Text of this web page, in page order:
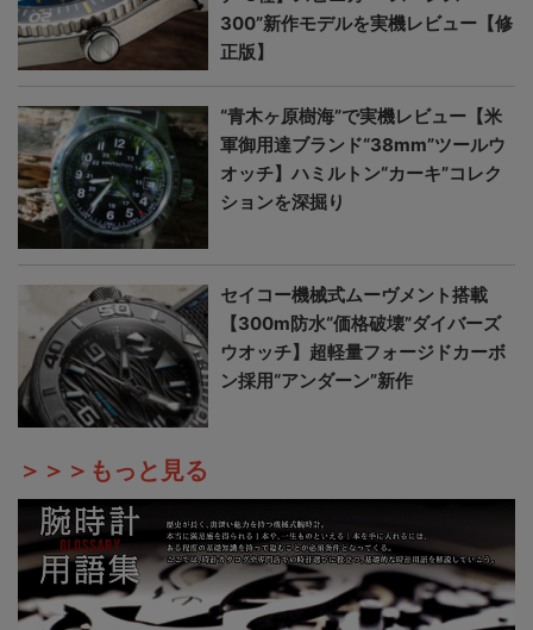
300”新作モデルを実機レビュー【修
正版】
“青木ヶ原樹海”で実機レビュー【米
軍御用達ブランド“38mm”ツールウ
オッチ】ハミルトン“カーキ”コレク
ションを深掘り
セイコー機械式ムーヴメント搭載
【300m防水“価格破壊”ダイバーズ
ウオッチ】超軽量フォージドカーボ
ン採用“アンダーン”新作
＞＞＞もっと見る